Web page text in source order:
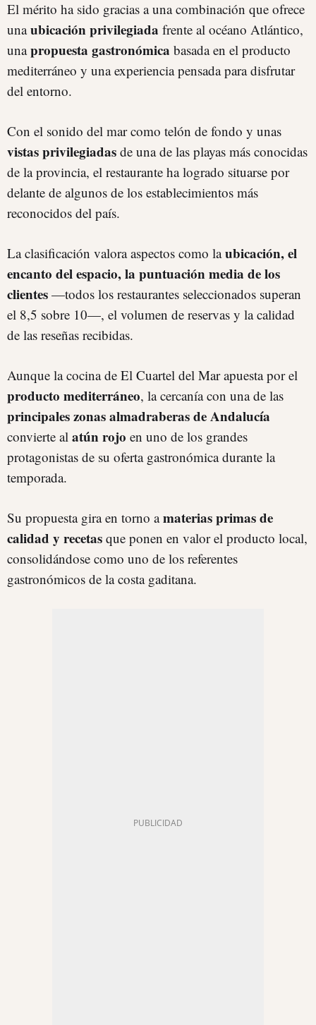
El mérito ha sido gracias a una combinación que ofrece
unaubicación privilegiada frente al océano Atlántico,
unapropuesta gastronómica basada en el producto
mediterráneo y una experiencia pensada para disfrutar
del entorno.
Con el sonido del mar como telón de fondo y unas
vistas privilegiadas de una de las playas más conocidas
de la provincia, el restaurante ha logrado situarse por
delante de algunos de los establecimientos más
reconocidos del país.
La clasificación valora aspectos como laubicación, el
encanto del espacio, la puntuación media de los
clientes —todos los restaurantes seleccionados superan
el 8,5 sobre 10—, el volumen de reservas y la calidad
de las reseñas recibidas.
Aunque la cocina de El Cuartel del Mar apuesta por el
producto mediterráneo, la cercanía con una de las
principales zonas almadraberas de Andalucía
convierte al atún rojo en uno de los grandes
protagonistas de su oferta gastronómica durante la
temporada.
Su propuesta gira en torno amaterias primas de
calidad y recetas que ponen en valor el producto local,
consolidándose como uno de los referentes
gastronómicos de la costa gaditana.